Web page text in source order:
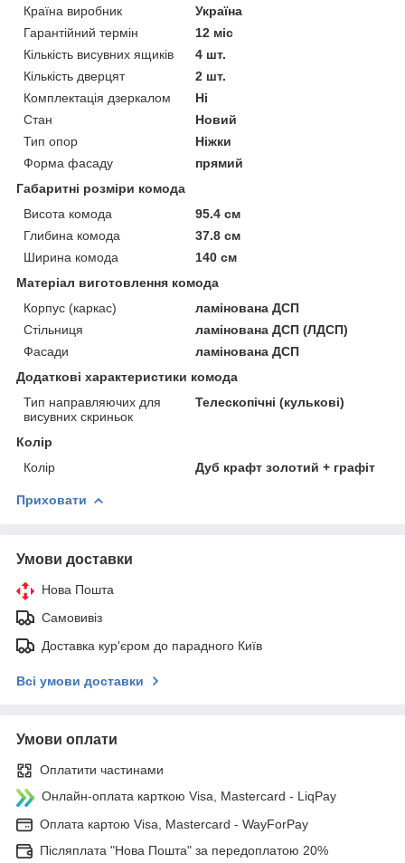
Країна виробник
Україна
Гарантійний термін
12 міс
Кількість висувних ящиків
4 шт.
Кількість дверцят
2 шт.
Комплектація дзеркалом
Ні
Стан
Новий
Тип опор
Ніжки
Форма фасаду
прямий
Габаритні розміри комода
Висота комода
95.4 см
Глибина комода
37.8 см
Ширина комода
140 см
Матеріал виготовлення комода
Корпус (каркас)
ламінована ДСП
Стільниця
ламінована ДСП (ЛДСП)
Фасади
ламінована ДСП
Додаткові характеристики комода
Тип направляючих для
висувних скриньок
Телескопічні (кулькові)
Колір
Колір
Дуб крафт золотий + графіт
Приховати
Умови доставки
Нова Пошта
Самовивіз
Доставка кур'єром до парадного Київ
Всі умови доставки
Умови оплати
Оплатити частинами
Онлайн-оплата карткою Visa, Mastercard - LiqPay
Оплата картою Visa, Mastercard - WayForPay
Післяплата "Нова Пошта" за передоплатою 20%